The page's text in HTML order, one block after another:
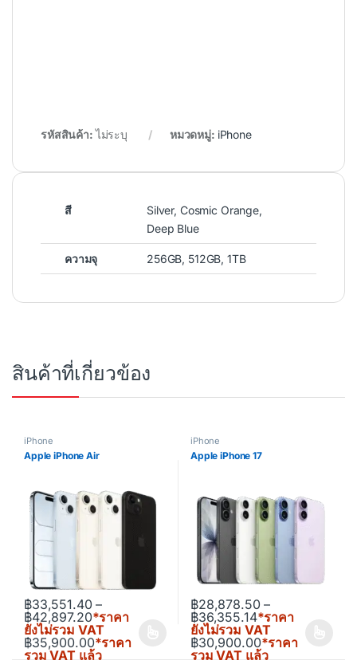
รหัสสินค้า:ไม่ระบุ หมวดหมู่: iPhone
สี
Silver, Cosmic Orange,
Deep Blue
ความจุ 256GB, 512GB, 1TB
สินค้าที่เกี่ยวข้อง
iPhone
Apple iPhone Air
฿33,551.40 –
฿42,897.20Price range: ฿33,551.40 through ฿42,897.20
*ราคา
ยังไม่รวม VAT
฿35,900.00*ราคา
รวม VAT แล้ว
This product has multiple variants. The options may be chosen
iPhone
Apple iPhone 17
฿28,878.50 –
฿36,355.14Price range: ฿
*ราคา
ยังไม่รวม VAT
฿30,900.00*ราคา
รวม VAT แล้ว
This product has multiple